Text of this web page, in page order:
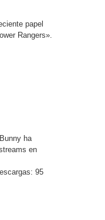
papel
Rangers».
ha
en
95